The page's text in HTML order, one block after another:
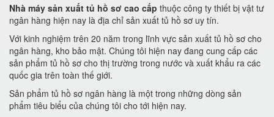
Nhà máy sản xuất tủ hồ sơ cao cấp thuộc công ty thiết bị vật tư
ngân hàng hiện nay là địa chỉ sản xuất tủ hồ sơ uy tín.
Với kinh nghiệm trên 20 năm trong lĩnh vực sản xuất tủ hồ sơ cho
ngân hàng, kho bảo mật. Chúng tôi hiện nay đang cung cấp các
sản phẩm tủ hồ sơ cho thị trường trong nước và xuất khẩu ra các
quốc gia trên toàn thế giới.
Sản phẩm tủ hồ sơ ngân hàng là một trong những dòng sản
phẩm tiêu biểu của chúng tôi cho tới hiện nay.